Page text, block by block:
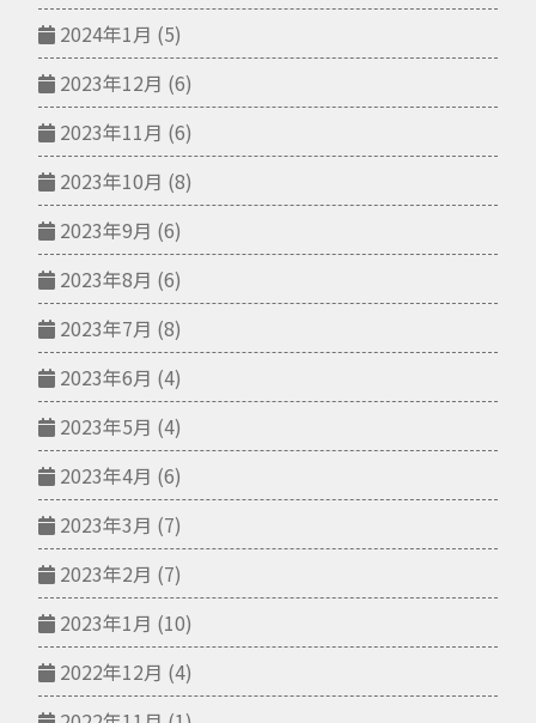
2024年1月 (5)
2023年12月 (6)
2023年11月 (6)
2023年10月 (8)
2023年9月 (6)
2023年8月 (6)
2023年7月 (8)
2023年6月 (4)
2023年5月 (4)
2023年4月 (6)
2023年3月 (7)
2023年2月 (7)
2023年1月 (10)
2022年12月 (4)